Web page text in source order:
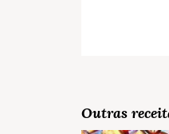
Outras